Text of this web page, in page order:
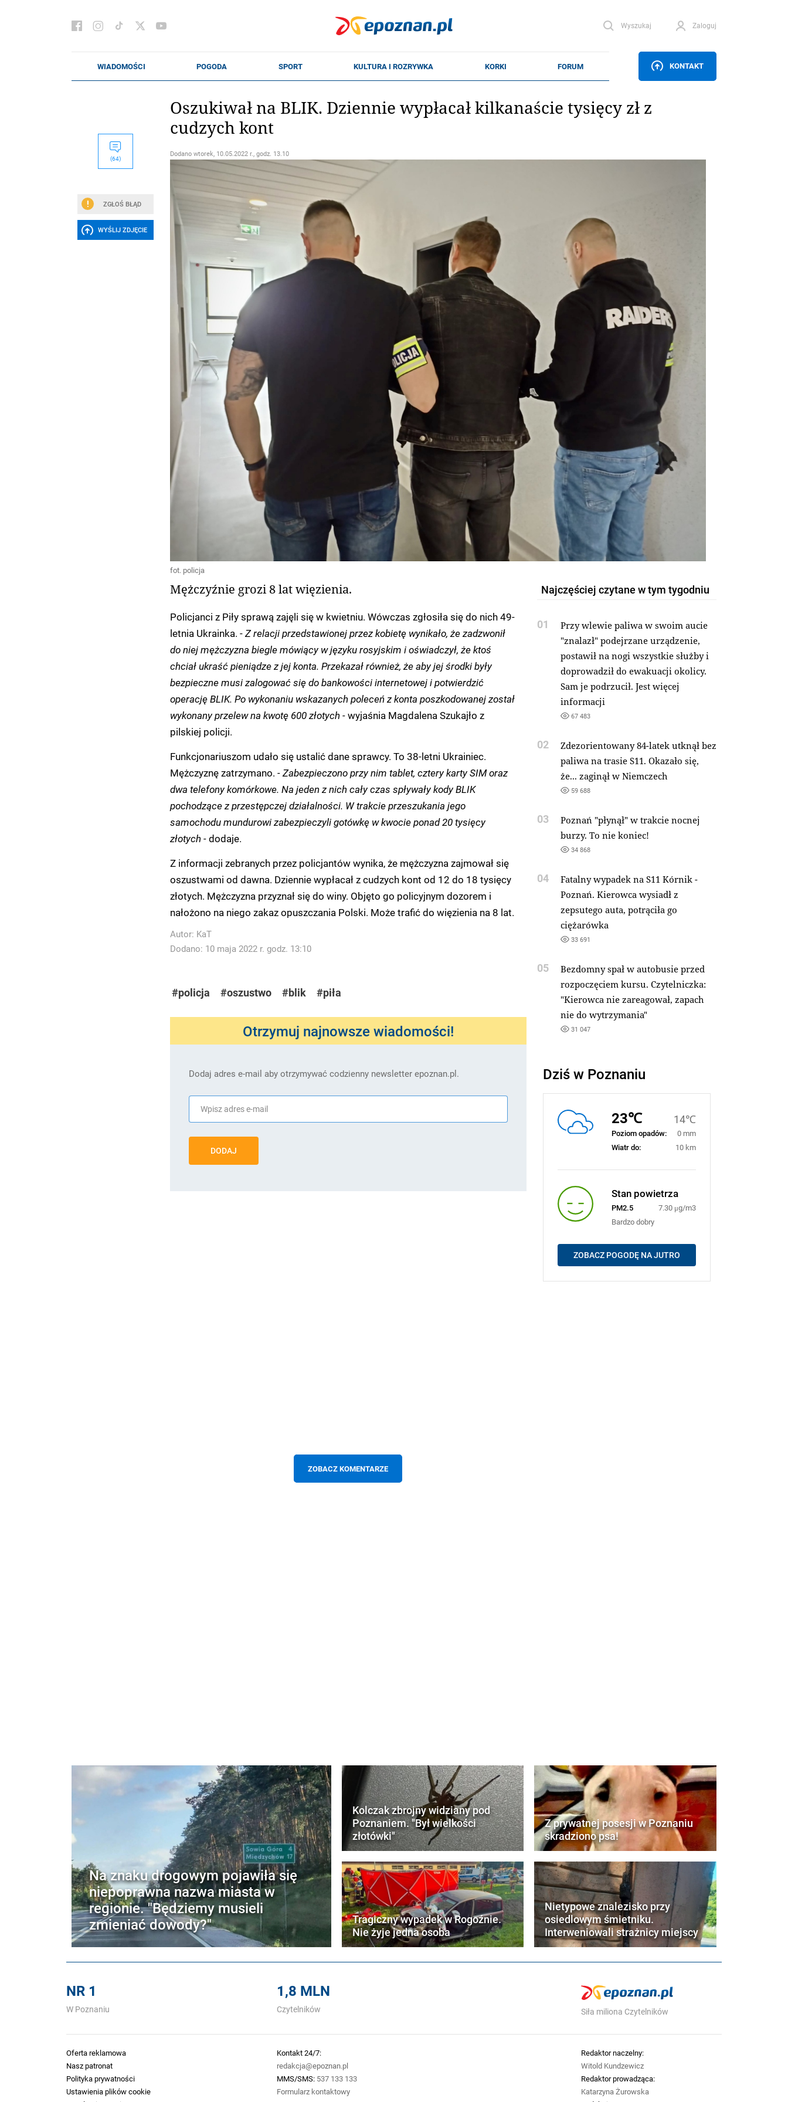
Wyszukaj Zaloguj
KONTAKT
(64)
ZGŁOŚ BŁĄD
WYŚLIJ ZDJĘCIE
Oszukiwał na BLIK. Dziennie wypłacał kilkanaście tysięcy zł z
cudzych kont
Dodano wtorek, 10.05.2022 r., godz. 13.10
fot. policja
Mężczyźnie grozi 8 lat więzienia.
Policjanci z Piły sprawą zajęli się w kwietniu. Wówczas zgłosiła się do nich 49-
letnia Ukrainka. -Z relacji przedstawionej przez kobietę wynikało, że zadzwonił
do niej mężczyzna biegle mówiący w języku rosyjskim i oświadczył, że ktoś
chciał ukraść pieniądze z jej konta. Przekazał również, że aby jej środki były
bezpieczne musi zalogować się do bankowości internetowej i potwierdzić
operację BLIK. Po wykonaniu wskazanych poleceń z konta poszkodowanej został
wykonany przelew na kwotę 600 złotych -wyjaśnia Magdalena Szukajło z
pilskiej policji.
Funkcjonariuszom udało się ustalić dane sprawcy. To 38-letni Ukrainiec.
Mężczyznę zatrzymano. - Zabezpieczono przy nim tablet, cztery karty SIM oraz
dwa telefony komórkowe. Na jeden z nich cały czas spływały kody BLIK
pochodzące z przestępczej działalności. W trakcie przeszukania jego
samochodu mundurowi zabezpieczyli gotówkę w kwocie ponad 20 tysięcy
złotych -dodaje.
Z informacji zebranych przez policjantów wynika, że mężczyzna zajmował się
oszustwami od dawna. Dziennie wypłacał z cudzych kont od 12 do 18 tysięcy
złotych. Mężczyzna przyznał się do winy. Objęto go policyjnym dozorem i
nałożono na niego zakaz opuszczania Polski. Może trafić do więzienia na 8 lat.
Autor: KaT
Dodano: 10 maja 2022 r. godz. 13:10
#policja #oszustwo #blik #piła
Otrzymuj najnowsze wiadomości!
Dodaj adres e-mail aby otrzymywać codzienny newsletter epoznan.pl.
DODAJ
ZOBACZ KOMENTARZE
Najczęściej czytane w tym tygodniu
01
Przy wlewie paliwa w swoim aucie
"znalazł" podejrzane urządzenie,
postawił na nogi wszystkie służby i
doprowadził do ewakuacji okolicy.
Sam je podrzucił. Jest więcej
informacji
67 483
02
Zdezorientowany 84-latek utknął bez
paliwa na trasie S11. Okazało się,
że... zaginął w Niemczech
59 688
03
Poznań "płynął" w trakcie nocnej
burzy. To nie koniec!
34 868
04
Fatalny wypadek na S11 Kórnik -
Poznań. Kierowca wysiadł z
zepsutego auta, potrąciła go
ciężarówka
33 691
05
Bezdomny spał w autobusie przed
rozpoczęciem kursu. Czytelniczka:
"Kierowca nie zareagował, zapach
nie do wytrzymania"
31 047
Dziś w Poznaniu
23℃ 14℃
Poziom opadów:
0 mm
Wiatr do:
10 km
Stan powietrza
PM2.5
7.30 μg/m3
Bardzo dobry
ZOBACZ POGODĘ NA JUTRO
Na znaku drogowym pojawiła się
niepoprawna nazwa miasta w
regionie. "Będziemy musieli
zmieniać dowody?"
Kolczak zbrojny widziany pod
Poznaniem. "Był wielkości
złotówki"
Tragiczny wypadek w Rogoźnie.
Nie żyje jedna osoba
Z prywatnej posesji w Poznaniu
skradziono psa!
Nietypowe znalezisko przy
osiedlowym śmietniku.
Interweniowali strażnicy miejscy
NR 1
W Poznaniu
1,8 MLN
Czytelników Siła miliona Czytelników
Oferta reklamowa
Nasz patronat
Polityka prywatności
Ustawienia plików cookie
Kontakt 24/7:
redakcja@epoznan.pl
MMS/SMS: 537 133 133
Formularz kontaktowy
Redaktor naczelny:
Witold Kundzewicz
Redaktor prowadząca:
Katarzyna Żurowska